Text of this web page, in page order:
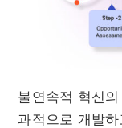
불연속적 혁신
과적으로 개발